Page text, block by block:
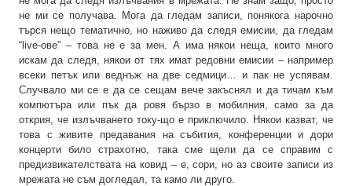
не ми се получава. Мога да гледам записи, понякога нарочно
търся нещо тематично, но наживо да следя емисии, да гледам
“live-ове” – това не е за мен. А има някои неща, които много
искам да следя, някои от тях имат редовни емисии – например
всеки петък или веднъж на две седмици… и пак не успявам.
Случвало ми се е да се сещам вече закъснял и да тичам към
компютъра или пък да ровя бързо в мобилния, само за да
открия, че излъчването току-що е приключило. Някои казват, че
това с живите предавания на събития, конференции и дори
концерти било страхотно, така сме щели да се справим с
предизвикателствата на ковид – е, сори, но аз своите записи из
мрежата не съм догледал, та камо ли друго.